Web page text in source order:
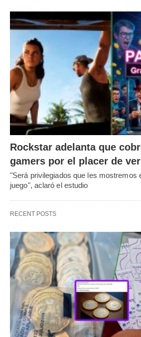
Rockstar adelanta que
gamers por el placer de
"Será privilegiados que les mostremos
juego", aclaró el estudio
RECENT POSTS